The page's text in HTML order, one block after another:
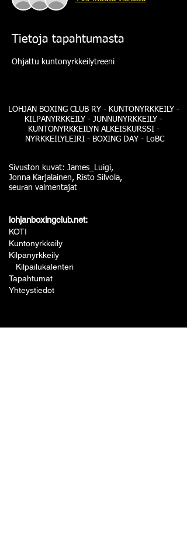
Tietoja tapahtumasta
Ohjattu kuntonyrkkeilytreeni
LOHJAN BOXING CLUB RY - KUNTONYRKKEILY -
KILPANYRKKEILY - JUNNUNYRKKEILY -
KUNTONYRKKEILYN ALKEISKURSSI -
NYRKKEILYLEIRI - BOXING DAY - LoBC
Sivuston kuvat: James_Luigi,
Jonna Karjalainen, Risto Silvola,
seuran valmentajat
lohjanboxingclub.net:
KOTI
Kuntonyrkkeily
Kilpanyrkkeily
Kilpailukalenteri
Tapahtumat
Yhteystiedot